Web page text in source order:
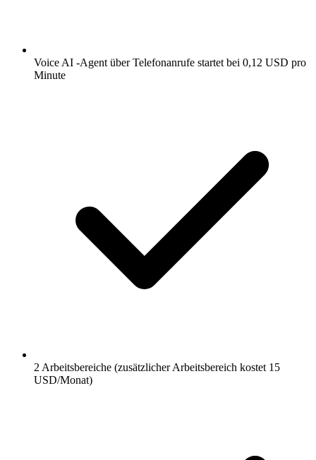
Voice AI -Agent über Telefonanrufe startet bei 0,12 USD pro
Minute
2 Arbeitsbereiche (zusätzlicher Arbeitsbereich kostet 15
USD/Monat)